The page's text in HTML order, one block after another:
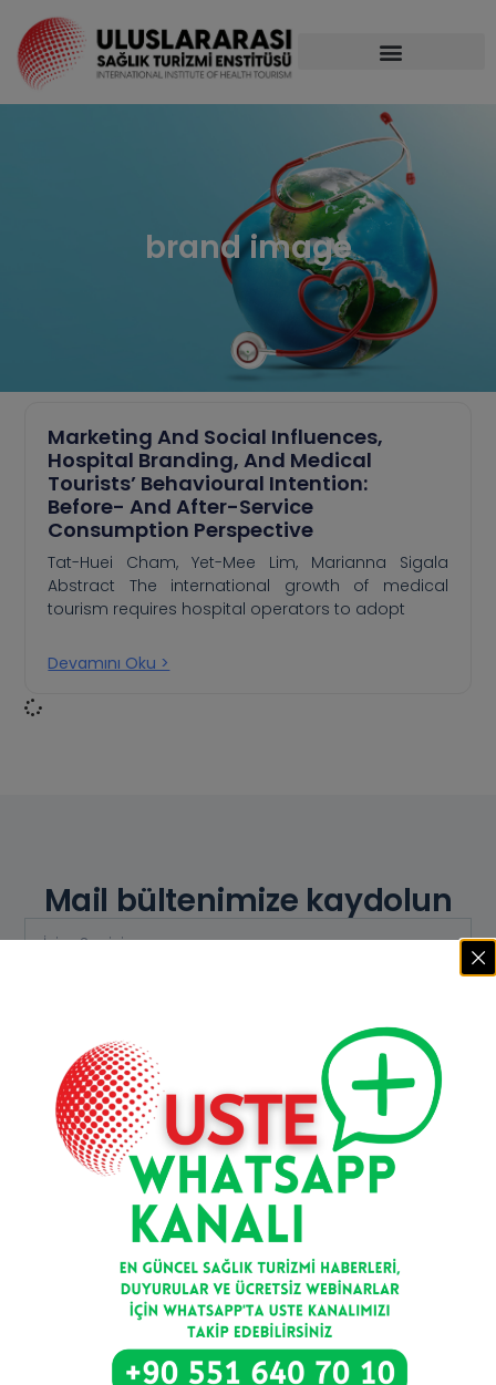
brand image
Marketing And Social Influences,
Hospital Branding, And Medical
Tourists’ Behavioural Intention:
Before- And After-Service
Consumption Perspective
Tat-Huei Cham, Yet-Mee Lim, Marianna Sigala
Abstract The international growth of medical
tourism requires hospital operators to adopt
Devamını Oku >
Mail bültenimize kaydolun
Kayıt Ol
Bize Ulaşın
Balgat Mahallesi, Ceyhun Atuf Kansu Caddesi, 36/6
Çankaya/Ankara
info@uste.org.tr